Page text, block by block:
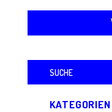
Suchen
nach:
KATEGORIEN